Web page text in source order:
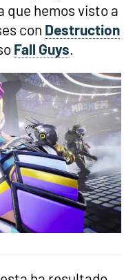
que hemos visto a
con Destruction
Fall Guys.